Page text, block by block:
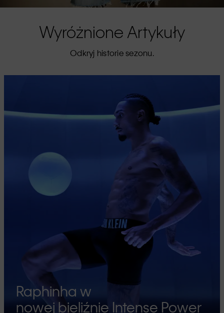
Wyróżnione Artykuły
Odkryj historie sezonu.
Raphinha w
nowej bieliźnie Intense Power